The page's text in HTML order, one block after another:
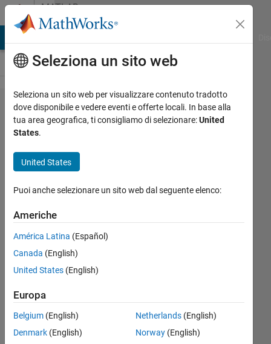
Vai al contenutoMATLAB
Answers
How to
convert
in a
MATLAB
Table
Shambhavi
20 Gen
2020
2
Risposte
Seleziona un sito web
Seleziona un sito web per visualizzare contenuto tradotto
dove disponibile e vedere eventi e offerte locali. In base alla
tua area geografica, ti consigliamo di selezionare:United
States.
United States
Puoi anche selezionare un sito web dal seguente elenco:
Americhe
América Latina (Español)
Canada (English)
United States (English)
Europa
Belgium (English)
Denmark (English)
Netherlands(English)
Norway(English)